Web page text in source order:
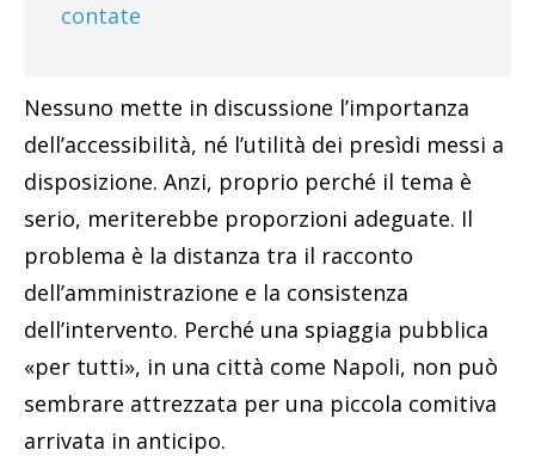
contate
Nessuno mette in discussione l’importanza
dell’accessibilità, né l’utilità dei presìdi messi a
disposizione. Anzi, proprio perché il tema è
serio, meriterebbe proporzioni adeguate. Il
problema è la distanza tra il racconto
dell’amministrazione e la consistenza
dell’intervento. Perché una spiaggia pubblica
«per tutti», in una città come Napoli, non può
sembrare attrezzata per una piccola comitiva
arrivata in anticipo.